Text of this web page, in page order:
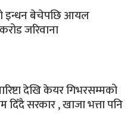
इन्धन बेचेपछि आयल
जरिवाना
देखि केयर गिभरसम्मको
दिँदै सरकार , खाजा भत्ता पनि